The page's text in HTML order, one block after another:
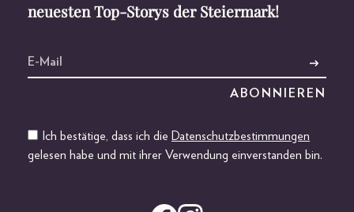
neuesten Top-Storys der Steiermark!
Ich bestätige, dass ich die Datenschutzbestimmungen
gelesen habe und mit ihrer Verwendung einverstanden bin.